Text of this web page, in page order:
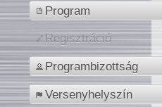
Program
Regisztráció
Programbizottság
Versenyhelyszín